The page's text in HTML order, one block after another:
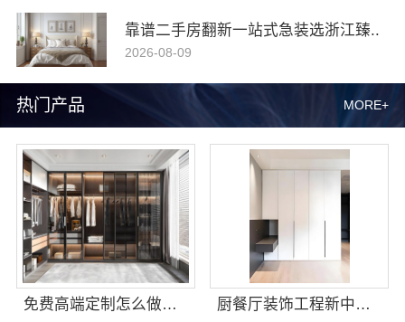
热门产品 MORE+
免费高端定制怎么做江苏东钢金属家居有限公司 厨餐厅装饰工程新中式为什么江苏东钢金属家居有限公司
靠谱二手房翻新一站式急装选浙江臻..
2026-08-09